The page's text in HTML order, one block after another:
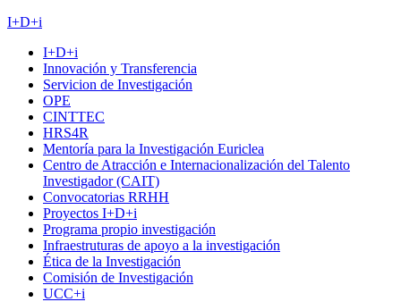
I+D+i
I+D+i
Innovación y Transferencia
Servicion de Investigación
OPE
CINTTEC
HRS4R
Mentoría para la Investigación Euriclea
Centro de Atracción e Internacionalización del Talento
Investigador (CAIT)
Convocatorias RRHH
Proyectos I+D+i
Programa propio investigación
Infraestruturas de apoyo a la investigación
Ética de la Investigación
Comisión de Investigación
UCC+i